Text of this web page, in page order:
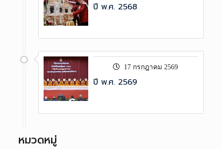
ปี พ.ศ. 2568
17 กรกฎาคม 2569
ปี พ.ศ. 2569
หมวดหมู่